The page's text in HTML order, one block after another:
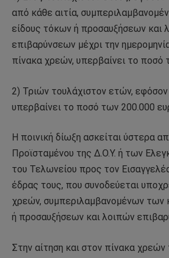
από κάθε αιτία,
είδους τόκων ή προσαυξήσεων και
επιβαρύνσεων μέχρι την
πίνακα χρεών, υπερβαίνει το
2) Τριών τουλάχιστον ετών,
υπερβαίνει το ποσό των 200.000
Η ποινική δίωξη ασκείται ύστερα
Προϊσταμένου της Δ.Ο.Υ. ή των
του Τελωνείου προς τον
έδρας τους, που συνοδεύεται
χρεών, συμπεριλαμβανομένων των
ή προσαυξήσεων και λοιπών
Στην αίτηση και στον πίνακα